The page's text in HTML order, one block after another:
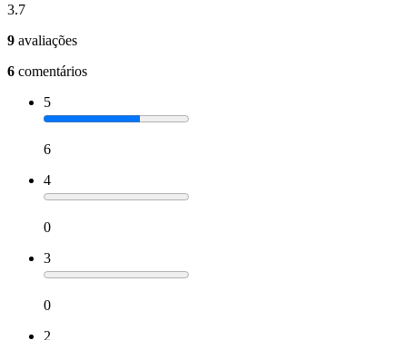
3.7
9 avaliações
6 comentários
5
6
4
0
3
0
2